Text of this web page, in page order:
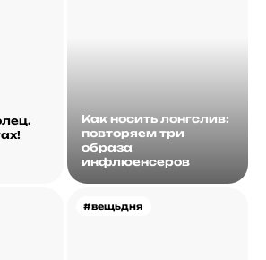
Как носить лонгслив:
повторяем три
образа
инфлюенсеров
#вещьдня